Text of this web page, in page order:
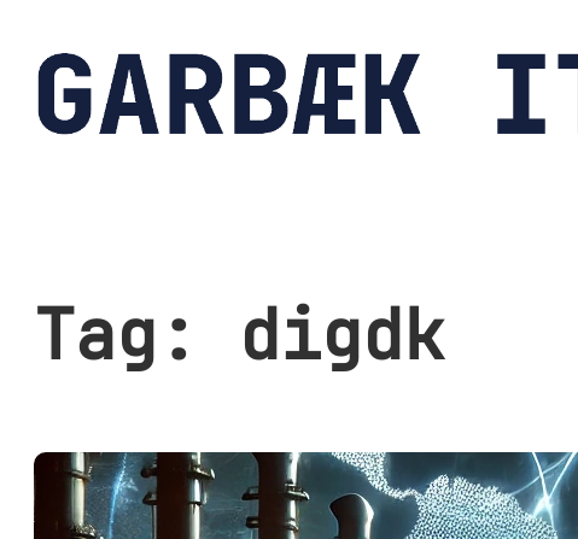
indhold
Tag: digdk